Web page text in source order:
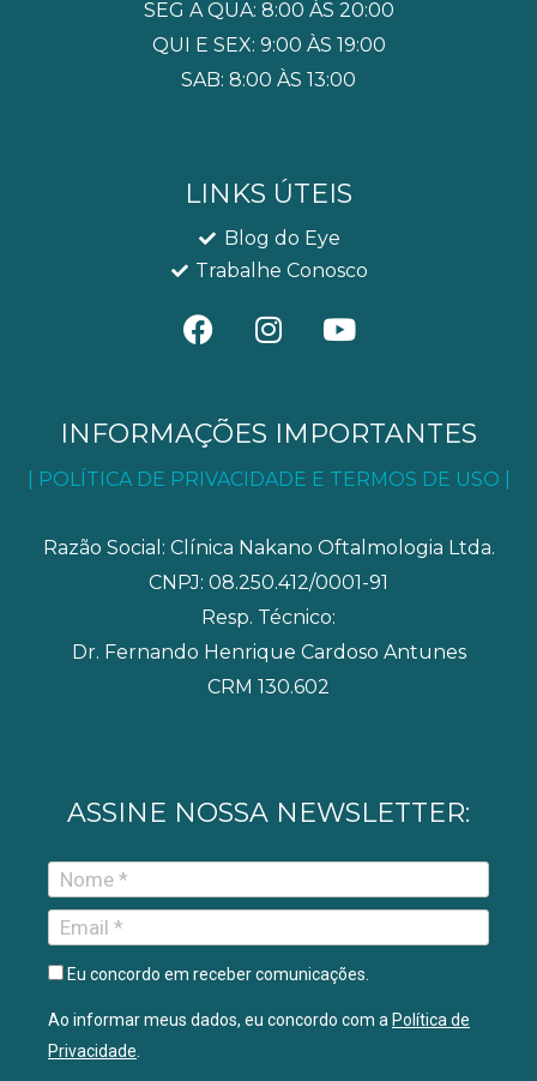
SEG A QUA: 8:00 ÀS 20:00
QUI E SEX: 9:00 ÀS 19:00
SAB: 8:00 ÀS 13:00
LINKS ÚTEIS
Blog do Eye
Trabalhe Conosco
F
a
b
o
o
I
n
a
g
r
m
Y
o
u
b
e
INFORMAÇÕES IMPORTANTES
| POLÍTICA DE PRIVACIDADE E TERMOS DE USO |
Razão Social: Clínica Nakano Oftalmologia Ltda.
CNPJ: 08.250.412/0001-91
Resp. Técnico:
Dr. Fernando Henrique Cardoso Antunes
CRM 130.602
ASSINE NOSSA NEWSLETTER:
Eu concordo em receber comunicações.
Ao informar meus dados, eu concordo com a Política de
Privacidade.